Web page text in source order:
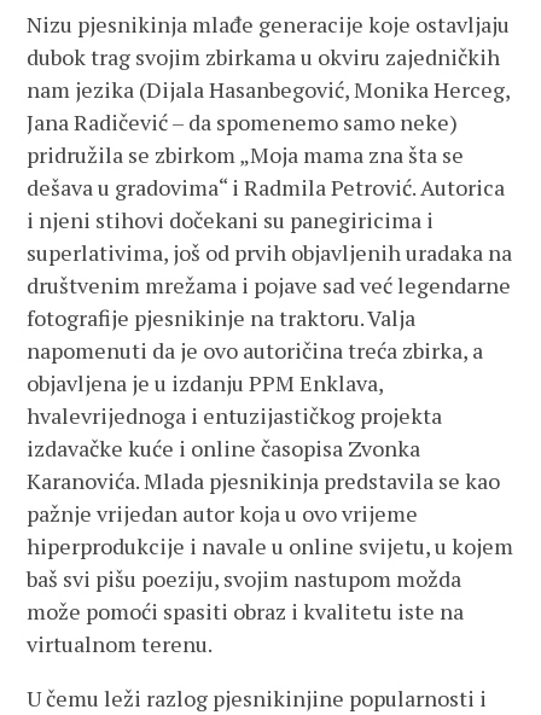
Nizu pjesnikinja mlađe generacije koje ostavljaju
dubok trag svojim zbirkama u okviru zajedničkih
nam jezika (Dijala Hasanbegović, Monika Herceg,
Jana Radičević – da spomenemo samo neke)
pridružila se zbirkom „Moja mama zna šta se
dešava u gradovima“ i Radmila Petrović. Autorica
i njeni stihovi dočekani su panegiricima i
superlativima, još od prvih objavljenih uradaka na
društvenim mrežama i pojave sad već legendarne
fotografije pjesnikinje na traktoru. Valja
napomenuti da je ovo autoričina treća zbirka, a
objavljena je u izdanju PPM Enklava,
hvalevrijednoga i entuzijastičkog projekta
izdavačke kuće i online časopisa Zvonka
Karanovića. Mlada pjesnikinja predstavila se kao
pažnje vrijedan autor koja u ovo vrijeme
hiperprodukcije i navale u online svijetu, u kojem
baš svi pišu poeziju, svojim nastupom možda
može pomoći spasiti obraz i kvalitetu iste na
virtualnom terenu.
U čemu leži razlog pjesnikinjine popularnosti i